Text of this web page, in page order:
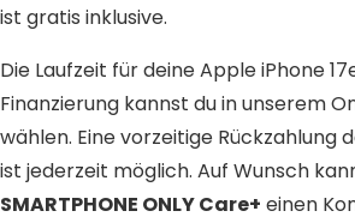
ist gratis inklusive.
Die Laufzeit für deine Apple iPhone
Finanzierung kannst du in unserem
wählen. Eine vorzeitige Rückzahlung
ist jederzeit möglich. Auf Wunsch
SMARTPHONE ONLY Care+ einen